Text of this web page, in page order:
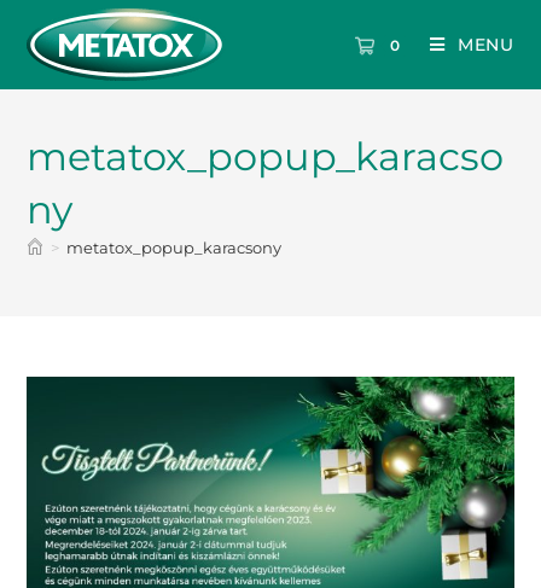
0 MENU
metatox_popup_karacso
ny
> metatox_popup_karacsony